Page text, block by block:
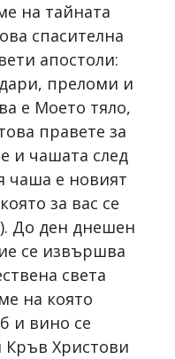
на тайната
спасителна
апостоли:
преломи и
е Моето тяло,
правете за
и чашата след
чаша е новият
за вас се
До ден днешен
се извършва
света
на която
и вино се
Кръв Христови